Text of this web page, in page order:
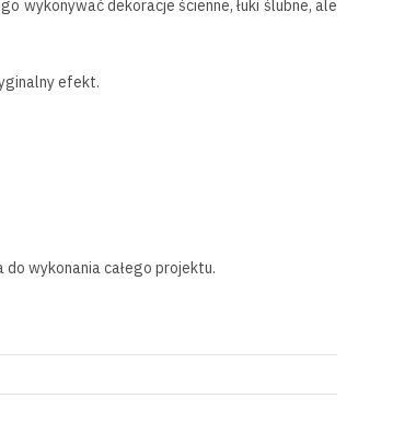
wykonywać dekoracje ścienne, łuki ślubne, ale
efekt.
wykonania całego projektu.